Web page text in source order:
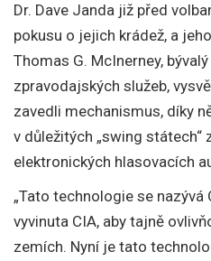
Dr. Dave Janda již před
pokusu o jejich krádež, a
Thomas G. McInerney,
zpravodajských služeb,
zavedli mechanismus, díky
v důležitých „swing státech“
elektronických hlasovacích
„Tato technologie se
vyvinuta CIA, aby tajně
zemích. Nyní je tato